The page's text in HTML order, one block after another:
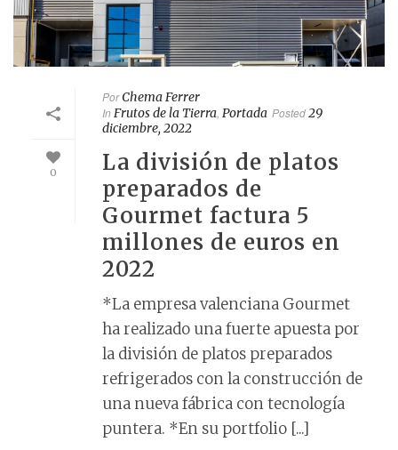
0
PorChema Ferrer
In Frutos de la Tierra, Portada Posted29
diciembre, 2022
La división de platos
preparados de
Gourmet factura 5
millones de euros en
2022
*La empresa valenciana Gourmet
ha realizado una fuerte apuesta por
la división de platos preparados
refrigerados con la construcción de
una nueva fábrica con tecnología
puntera. *En su portfolio [...]